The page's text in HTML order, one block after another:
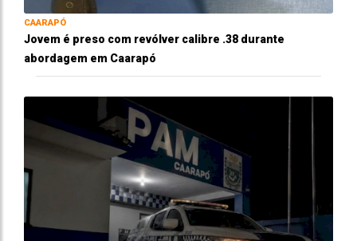
CAARAPÓ
Jovem é preso com revólver calibre .38 durante
abordagem em Caarapó